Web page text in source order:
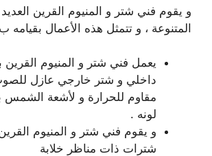
و يقوم فني شتر و المنيوم القرين
المتنوعة ، و تتمثل هذه الأعمال بقيامه
يعمل فني شتر و المنيوم القرين
داخلي و شتر خارجي عازل
مقاوم للحرارة و لأشعة الشمس
لونه .
و يقوم فني شتر و المنيوم
شترات ذات مناظر خلابة